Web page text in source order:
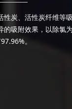
性炭、活性炭纤维等
吸附效果，以除氯为
。